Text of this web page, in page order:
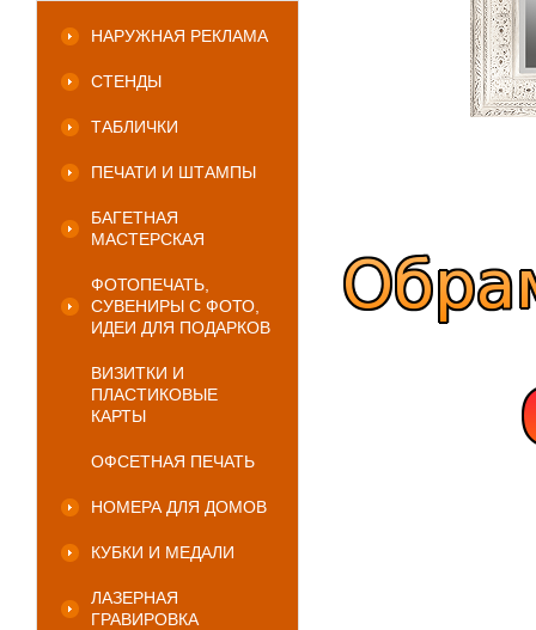
НАРУЖНАЯ РЕКЛАМА
СТЕНДЫ
ТАБЛИЧКИ
ПЕЧАТИ И ШТАМПЫ
БАГЕТНАЯ
МАСТЕРСКАЯ
ФОТОПЕЧАТЬ,
СУВЕНИРЫ С ФОТО,
ИДЕИ ДЛЯ ПОДАРКОВ
ВИЗИТКИ И
ПЛАСТИКОВЫЕ
КАРТЫ
ОФСЕТНАЯ ПЕЧАТЬ
НОМЕРА ДЛЯ ДОМОВ
КУБКИ И МЕДАЛИ
ЛАЗЕРНАЯ
ГРАВИРОВКА